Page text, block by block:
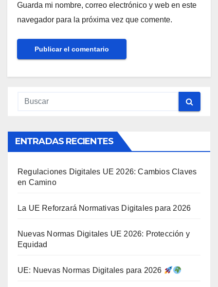
Guarda mi nombre, correo electrónico y web en este
navegador para la próxima vez que comente.
ENTRADAS RECIENTES
Regulaciones Digitales UE 2026: Cambios Claves
en Camino
La UE Reforzará Normativas Digitales para 2026
Nuevas Normas Digitales UE 2026: Protección y
Equidad
UE: Nuevas Normas Digitales para 2026